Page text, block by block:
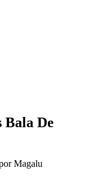
Bala De
Magalu